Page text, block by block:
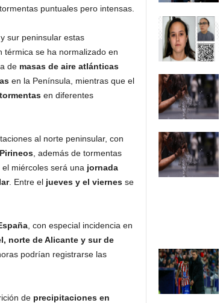
puntuales pero intensas.
sur peninsular estas
térmica se ha normalizado en
de masas de aire atlánticas
en la Península, mientras que el
en diferentes
al norte peninsular, con
, además de tormentas
miércoles será una jornada
. Entre el jueves y el viernesse
, con especial incidencia en
norte de Alicante y sur de
podrían registrarse las
de precipitaciones en